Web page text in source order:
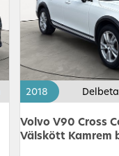
2018
Volvo V90 Cross
Välskött Kamrem